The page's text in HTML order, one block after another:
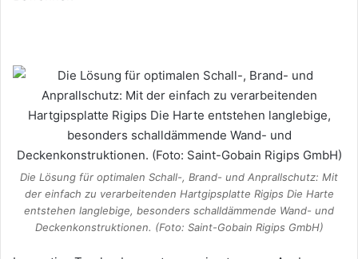
Die Lösung für optimalen Schall-, Brand- und Anprallschutz: Mit
der einfach zu verarbeitenden Hartgipsplatte Rigips Die Harte
entstehen langlebige, besonders schalldämmende Wand- und
Deckenkonstruktionen. (Foto: Saint-Gobain Rigips GmbH)